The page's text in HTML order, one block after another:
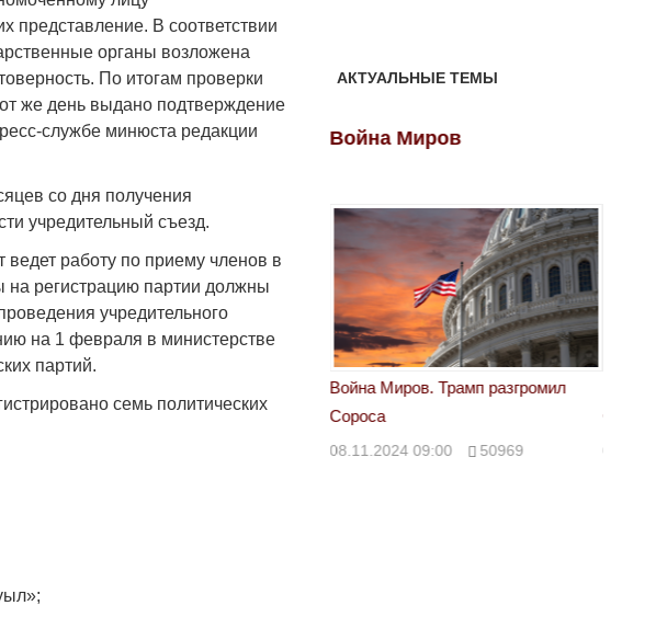
представление. В соответствии
органы возложена
По итогам проверки
же день выдано подтверждение
службе минюста редакции
со дня получения
учредительный съезд.
ведет работу по приему членов в
регистрацию партии должны
учредительного
на 1 февраля в министерстве
партий.
семь политических
АКТУАЛЬНЫЕ ТЕМЫ
Война Миров
Сороса
Война Миров
Война Миров. Трамп разгромил
Сороса
08.11.2024 09:00 50969